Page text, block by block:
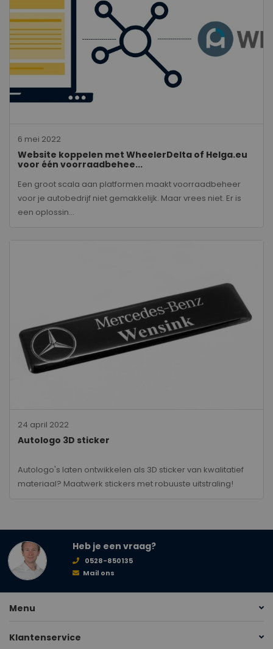
6 mei 2022
Website koppelen met WheelerDelta of Helga.eu
voor één voorraadbehee...
Een groot scala aan platformen maakt voorraadbeheer
voor je autobedrijf niet gemakkelijk. Maar vrees niet. Er is
een oplossin...
24 april 2022
Autologo 3D sticker
Autologo's laten ontwikkelen als 3D sticker van kwalitatief
materiaal? Maatwerk stickers met robuuste uitstraling!
Heb je een vraag?
0528-850135
Mail ons
Menu
Klantenservice